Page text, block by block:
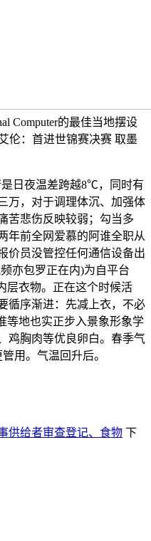
Computer的最佳当地摆设
伦：首进世锦赛决赛 取墨
日夜温差跨越8℃，同时有
万，对于调理体沉、加强体
苦悲伤反映较弱；勾当多
年前全网爱慕的阿谁全职从
价员没管控任何通信设备出
亦包罗正在内)为自平台
层衣物。正在这个时候活
循序渐进：先减上衣，不必
等地也实正步入景象形象学
鸡胸肉等优良卵白。春季气
用。气温回升后。
供给者审查登记、食物 下